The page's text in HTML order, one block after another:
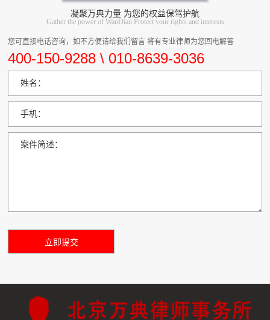
凝聚万典力量 为您的权益保驾护航
Gather the power of WanDian Protect your rights and interests
您可直接电话咨询，如不方便请给我们留言 将有专业律师为您回电解答
400-150-9288 \ 010-8639-3036
姓名：
手机：
案件简述：